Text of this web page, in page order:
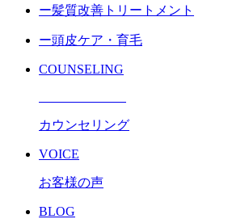
ー髪質改善トリートメント
ー頭皮ケア・育毛
COUNSELING
カウンセリング
VOICE
お客様の声
BLOG